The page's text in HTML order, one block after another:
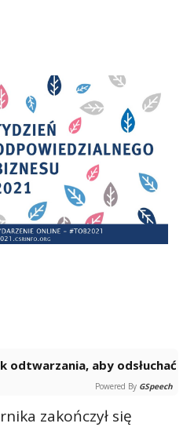
Powered By GSpeech
zakończył się